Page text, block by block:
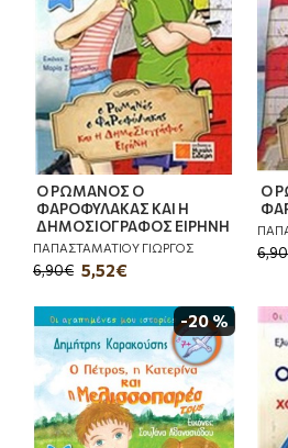
Ο ΡΩΜΑΝΟΣ Ο
ΦΑΡΟΦΥΛΑΚΑΣ ΚΑΙ Η
ΔΗΜΟΣΙΟΓΡΑΦΟΣ ΕΙΡΗΝΗ
ΠΑΠΑΣΤΑΜΑΤΙΟΥ ΓΙΩΡΓΟΣ
5,52€
6,90€
Ο
-20 %